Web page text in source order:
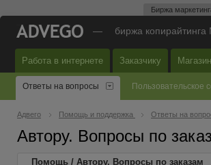
Биржа
— биржа
Работа в интернете Заказчику
Ответы на вопросы Пользовательское
Адвего Помощь и поддержка Ответы на
Автору. Вопросы по
Помощь / Автору. Вопросы по заказам